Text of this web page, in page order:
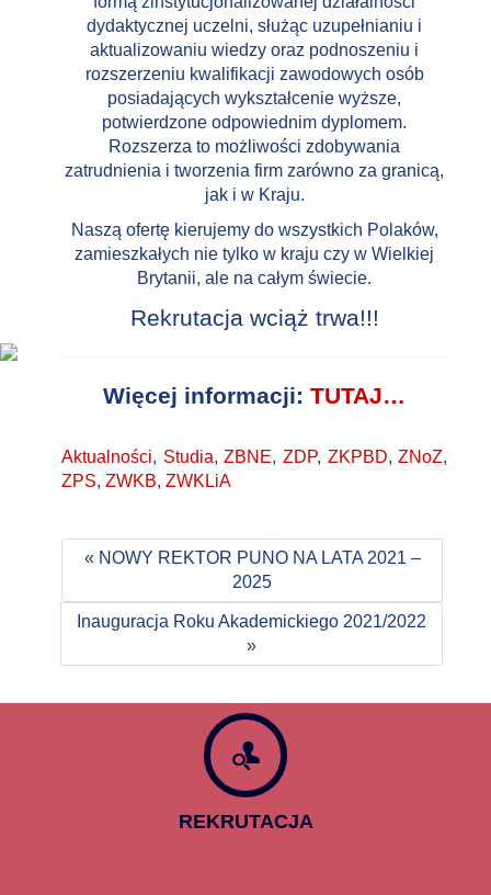
dydaktycznej uczelni, służąc uzupełnianiu i
aktualizowaniu wiedzy oraz podnoszeniu i
rozszerzeniu kwalifikacji zawodowych osób
posiadających wykształcenie wyższe,
potwierdzone odpowiednim dyplomem.
Rozszerza to możliwości zdobywania
zatrudnienia i tworzenia firm zarówno za granicą,
jak i w Kraju.
Naszą ofertę kierujemy do wszystkich Polaków,
zamieszkałych nie tylko w kraju czy w Wielkiej
Brytanii, ale na całym świecie.
Rekrutacja wciąż trwa!!!
Więcej informacji:TUTAJ…
Aktualności, Studia,ZBNE, ZDP, ZKPBD,ZNoZ,
ZPS,ZWKB,ZWKLiA
« NOWY REKTOR PUNO NA LATA 2021 –
2025
Inauguracja Roku Akademickiego 2021/2022
»
REKRUTACJA